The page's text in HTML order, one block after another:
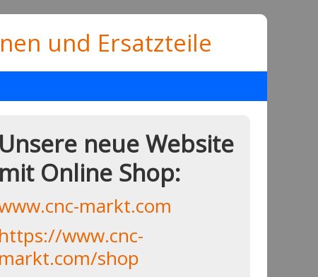
und Ersatzteile
Unsere neue Website
mit Online Shop:
markt.com
https://www.cnc-
markt.com/shop